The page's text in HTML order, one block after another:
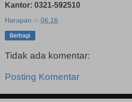
Kantor: 0321-592510
Harapan di 06.16
Berbagi
Tidak ada komentar:
Posting Komentar